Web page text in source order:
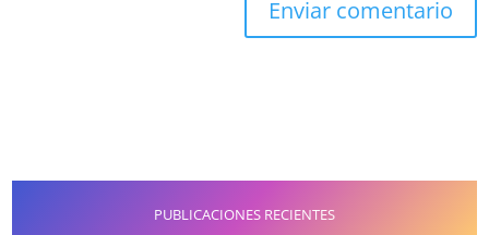
PUBLICACIONES RECIENTES